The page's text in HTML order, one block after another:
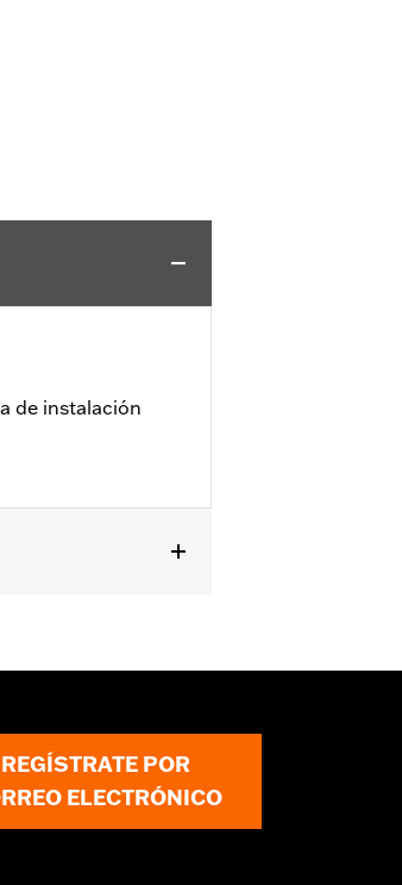
de instalación
REGÍSTRATE POR
ELECTRÓNICO